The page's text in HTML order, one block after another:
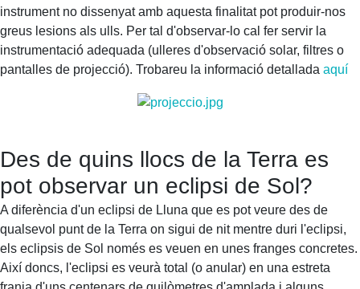
instrument no dissenyat amb aquesta finalitat pot produir-nos
greus lesions als ulls. Per tal d'observar-lo cal fer servir la
instrumentació adequada (ulleres d'observació solar, filtres o
pantalles de projecció). Trobareu la informació detallada aquí
Des de quins llocs de la Terra es
pot observar un eclipsi de Sol?
A diferència d'un eclipsi de Lluna que es pot veure des de
qualsevol punt de la Terra on sigui de nit mentre duri l'eclipsi,
els eclipsis de Sol només es veuen en unes franges concretes.
Així doncs, l'eclipsi es veurà total (o anular) en una estreta